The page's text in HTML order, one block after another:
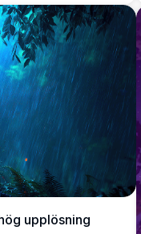
upplösning